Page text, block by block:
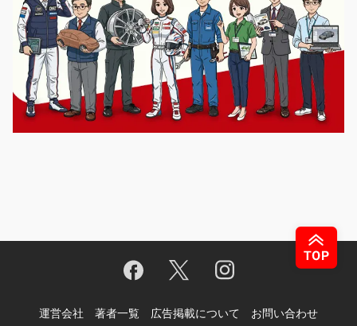
運営会社 著者一覧 広告掲載について お問い合わせ